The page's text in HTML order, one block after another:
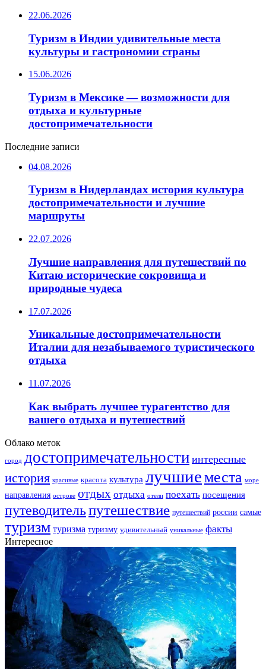
22.06.2026
Туризм в Индии удивительные места
культуры и гастрономии страны
15.06.2026
Туризм в Мексике — возможности для
отдыха и культурные
достопримечательности
Последние записи
04.08.2026
Туризм в Нидерландах история культура
достопримечательности и лучшие
маршруты
22.07.2026
Лучшие направления для путешествий по
Китаю исторические сокровища и
природные чудеса
17.07.2026
Уникальные достопримечательности
Италии для незабываемого туристического
отдыха
11.07.2026
Как выбрать лучшее турагентство для
вашего отдыха и путешествий
Облако меток
город достопримечательности интересные
история красивые красота культура лучшиеместа море
направления острове отдых отдыха отели поехать посещения
путеводительпутешествие путешествий россии самые
туризм туризма туризму удивительный уникальные факты
Интересное